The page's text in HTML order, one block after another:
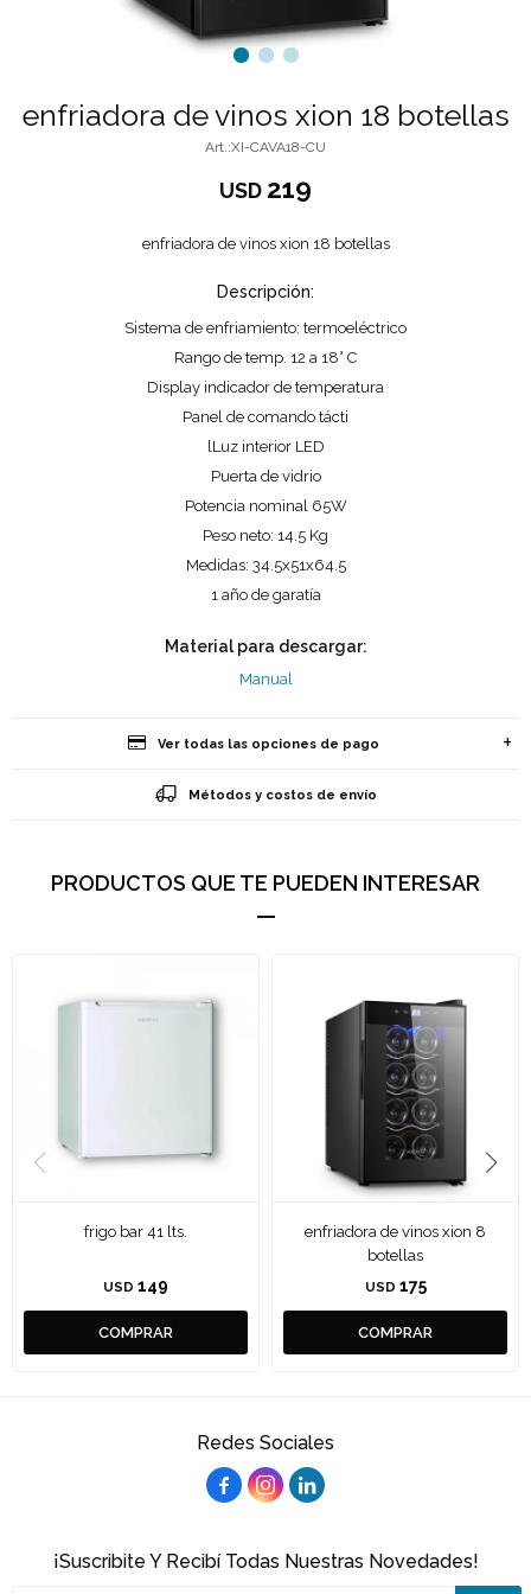
enfriadora de vinos xion 18 botellas
XI-CAVA18-CU
USD 219
enfriadora de vinos xion 18 botellas
Descripción:
Sistema de enfriamiento: termoeléctrico
Rango de temp. 12 a 18° C
Display indicador de temperatura
Panel de comando tácti
lLuz interior LED
Puerta de vidrio
Potencia nominal 65W
Peso neto: 14.5 Kg
Medidas: 34.5x51x64.5
1 año de garatía
Material para descargar:
Manual
Ver todas las opciones de pago
Métodos y costos de envío
PRODUCTOS QUE TE PUEDEN INTERESAR
frigo bar 41 lts.
USD 149
enfriadora de vinos xion 8
botellas
USD 175
Redes Sociales
  
¡Suscribite Y Recibí Todas Nuestras Novedades!